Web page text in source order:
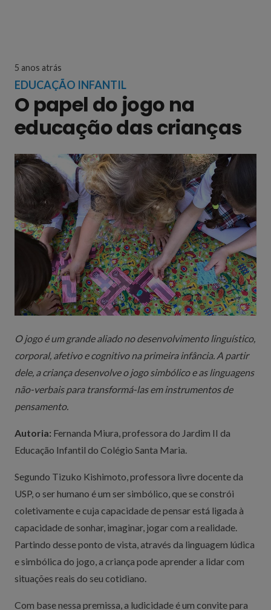
5 anos atrás
EDUCAÇÃO INFANTIL
O papel do jogo na
educação das crianças
O jogo é um grande aliado no desenvolvimento linguístico,
corporal, afetivo e cognitivo na primeira infância. A partir
dele, a criança desenvolve o jogo simbólico e as linguagens
não-verbais para transformá-las em instrumentos de
pensamento.
Autoria: Fernanda Miura, professora do Jardim II da
Educação Infantil do Colégio Santa Maria.
Segundo Tizuko Kishimoto, professora livre docente da
USP, o ser humano é um ser simbólico, que se constrói
coletivamente e cuja capacidade de pensar está ligada à
capacidade de sonhar, imaginar, jogar com a realidade.
Partindo desse ponto de vista, através da linguagem lúdica
e simbólica do jogo, a criança pode aprender a lidar com
situações reais do seu cotidiano.
Com base nessa premissa, a ludicidade é um convite para